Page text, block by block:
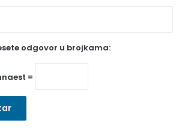
odgovor u brojkama:
=